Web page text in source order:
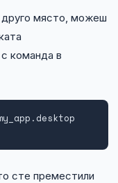
друго място, можеш
с команда в
сте преместили